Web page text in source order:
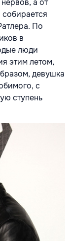
собирается
По
в
люди
этим летом,
девушка
с
ступень